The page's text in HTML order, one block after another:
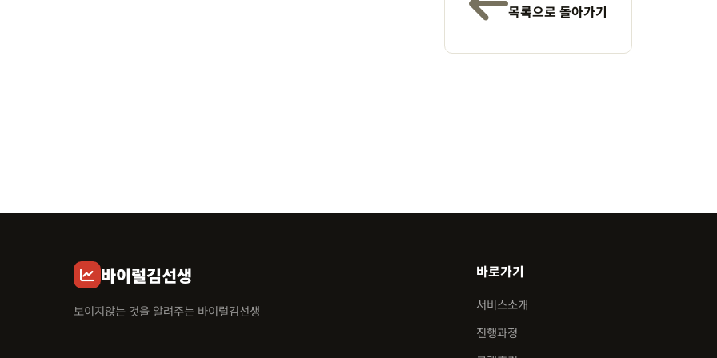
목록으로 돌아가기
바이럴김선생
보이지않는 것을 알려주는 바이럴김선생
바로가기
서비스소개
진행과정